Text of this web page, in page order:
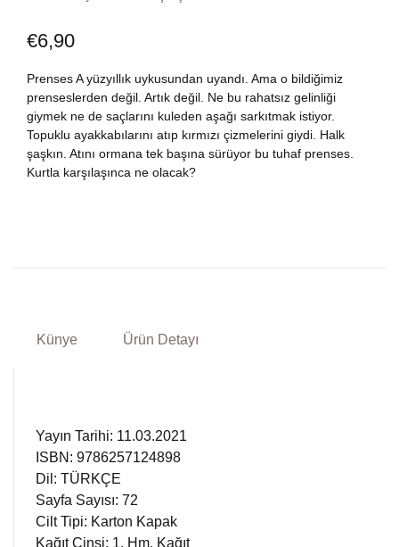
Edebiyat
Felsefe
Fransızca
Kitap Siparişi
Sepetim
Bize Ulaşın
TR
€6,90
Prenses A yüzyıllık uykusundan uyandı. Ama o bildiğimiz
prenseslerden değil. Artık değil. Ne bu rahatsız gelinliği
giymek ne de saçlarını kuleden aşağı sarkıtmak istiyor.
Topuklu ayakkabılarını atıp kırmızı çizmelerini giydi. Halk
şaşkın. Atını ormana tek başına sürüyor bu tuhaf prenses.
Kurtla karşılaşınca ne olacak?
Künye Ürün Detayı
Yayın Tarihi: 11.03.2021
ISBN: 9786257124898
Dil: TÜRKÇE
Sayfa Sayısı: 72
Cilt Tipi: Karton Kapak
Kağıt Cinsi: 1. Hm. Kağıt